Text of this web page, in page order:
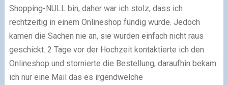
Shopping-NULL bin, daher war ich stolz, dass ich
rechtzeitig in einem Onlineshop fündig wurde. Jedoch
kamen die Sachen nie an, sie wurden einfach nicht raus
geschickt. 2 Tage vor der Hochzeit kontaktierte ich den
Onlineshop und stornierte die Bestellung, daraufhin bekam
ich nur eine Mail das es irgendwelche